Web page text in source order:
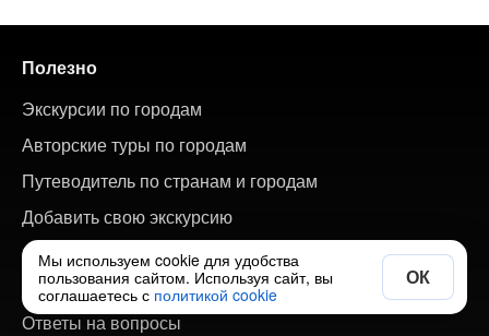
Полезно
Экскурсии по городам
Авторские туры по городам
Путеводитель по странам и городам
Добавить свою экскурсию
О сайте
Ответы на вопросы
Мы используем cookie для удобства
пользования сайтом. Используя сайт, вы
соглашаетесь с политикой cookie
ОК